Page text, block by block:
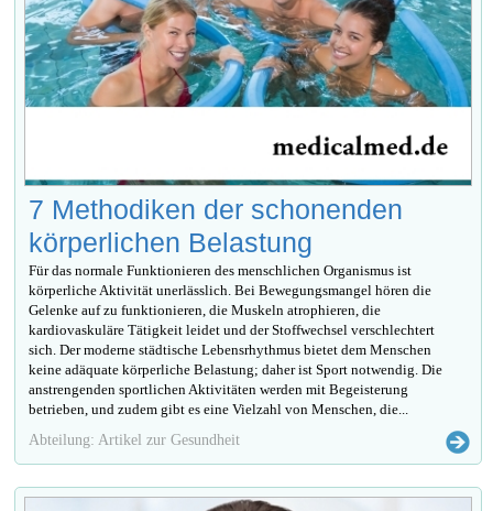
7 Methodiken der schonenden
körperlichen Belastung
Für das normale Funktionieren des menschlichen Organismus ist
körperliche Aktivität unerlässlich. Bei Bewegungsmangel hören die
Gelenke auf zu funktionieren, die Muskeln atrophieren, die
kardiovaskuläre Tätigkeit leidet und der Stoffwechsel verschlechtert
sich. Der moderne städtische Lebensrhythmus bietet dem Menschen
keine adäquate körperliche Belastung; daher ist Sport notwendig. Die
anstrengenden sportlichen Aktivitäten werden mit Begeisterung
betrieben, und zudem gibt es eine Vielzahl von Menschen, die...
Abteilung: Artikel zur Gesundheit